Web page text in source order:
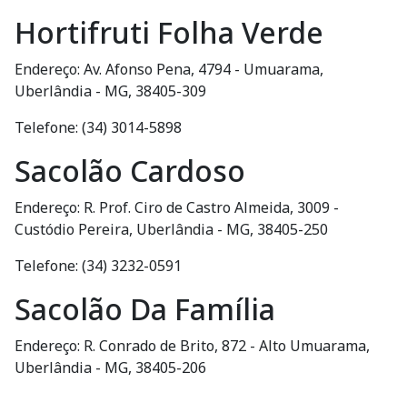
Hortifruti Folha Verde
Endereço: Av. Afonso Pena, 4794 - Umuarama,
Uberlândia - MG, 38405-309
Telefone: (34) 3014-5898
Sacolão Cardoso
Endereço: R. Prof. Ciro de Castro Almeida, 3009 -
Custódio Pereira, Uberlândia - MG, 38405-250
Telefone: (34) 3232-0591
Sacolão Da Família
Endereço: R. Conrado de Brito, 872 - Alto Umuarama,
Uberlândia - MG, 38405-206